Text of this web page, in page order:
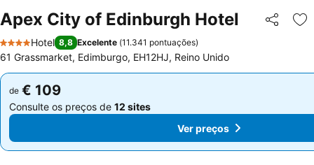
Apex City of Edinburgh Hotel Partilhar
4 Estrelas
Hotel 8,8 Excelente (11.341 pontuações)
61 Grassmarket, Edimburgo, EH12HJ, Reino Unido
de € 109
Consulte os preços de 12 sites
de € 109
Consulte os preços de 12 sites
Ver preços